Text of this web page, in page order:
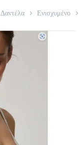
Δαντέλα Ενισχυμένο